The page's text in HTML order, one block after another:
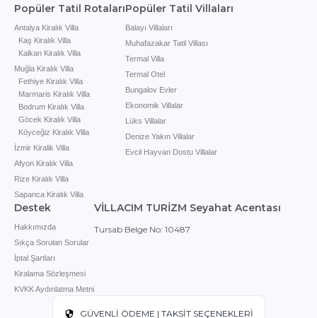
Popüler Tatil Rotaları
Antalya Kiralık Villa
Kaş Kiralık Villa
Kalkan Kiralık Villa
Muğla Kiralık Villa
Fethiye Kiralık Villa
Marmaris Kiralık Villa
Bodrum Kiralık Villa
Göcek Kiralık Villa
Köyceğiz Kiralık Villa
İzmir Kiralik Villa
Afyon Kiralık Villa
Rize Kiralık Villa
Sapanca Kiralık Villa
Popüler Tatil Villaları
Balayı Villaları
Muhafazakar Tatil Villası
Termal Villa
Termal Otel
Bungalov Evler
Ekonomik Villalar
Lüks Villalar
Denize Yakın Villalar
Evcil Hayvan Dostu Villalar
Destek
Hakkımızda
Sıkça Sorulan Sorular
İptal Şartları
Kiralama Sözleşmesi
KVKK Aydınlatma Metni
VİLLACIM TURİZM Seyahat Acentası
Tursab Belge No: 10487
GÜVENLİ ÖDEME | TAKSİT SEÇENEKLERİ